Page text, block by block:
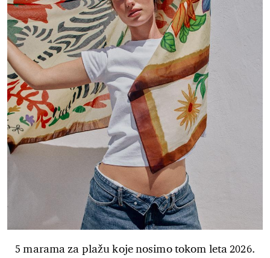
5 marama za plažu koje nosimo tokom leta 2026.